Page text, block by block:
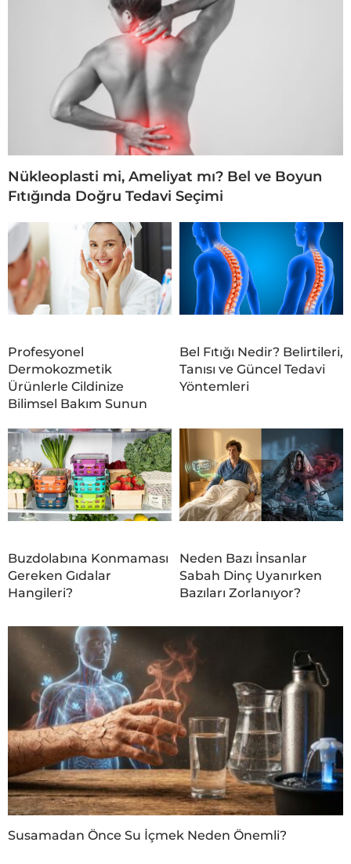
Nükleoplasti mi, Ameliyat mı? Bel ve Boyun
Fıtığında Doğru Tedavi Seçimi
Profesyonel
Dermokozmetik
Ürünlerle Cildinize
Bilimsel Bakım Sunun
Bel Fıtığı Nedir? Belirtileri,
Tanısı ve Güncel Tedavi
Yöntemleri
Buzdolabına Konmaması
Gereken Gıdalar
Hangileri?
Neden Bazı İnsanlar
Sabah Dinç Uyanırken
Bazıları Zorlanıyor?
Susamadan Önce Su İçmek Neden Önemli?